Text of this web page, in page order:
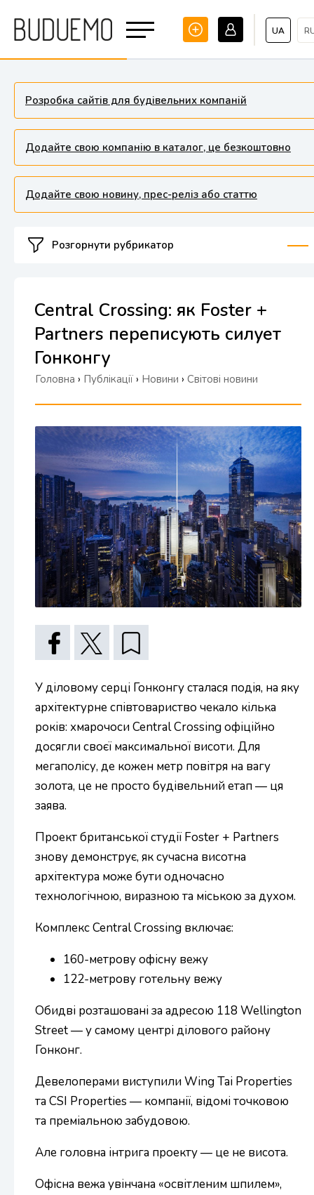
UA
Розробка сайтів для будівельних компаній
Додайте свою компанію в каталог, це безкоштовно
Додайте свою новину, прес-реліз або статтю
Розгорнути рубрикатор
Central Crossing: як Foster +
Partners переписують силует
Гонконгу
Головна › Публікації › Новини › Світові новини
У діловому серці Гонконгу сталася подія, на яку
архітектурне співтовариство чекало кілька
років: хмарочоси Central Crossing офіційно
досягли своєї максимальної висоти. Для
мегаполісу, де кожен метр повітря на вагу
золота, це не просто будівельний етап — ця
заява.
Проект британської студії Foster + Partners
знову демонструє, як сучасна висотна
архітектура може бути одночасно
технологічною, виразною та міською за духом.
Комплекс Central Crossing включає:
160-метрову офісну вежу
122-метрову готельну вежу
Обидві розташовані за адресою 118 Wellington
Street — у самому центрі ділового району
Гонконг.
Девелоперами виступили Wing Tai Properties
та CSI Properties — компанії, відомі точковою
та преміальною забудовою.
Але головна інтрига проекту — це не висота.
Офісна вежа увінчана «освітленим шпилем»,